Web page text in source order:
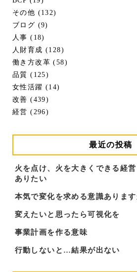
その他 (132)
ブログ (9)
人事 (18)
人財育成 (128)
働き方改革 (58)
品質 (125)
女性活躍 (14)
改善 (439)
経営 (296)
最近の投稿
火を点け、火を大きくできる経
ありたい
本気で変化を求める意識あります
変えたいと思ったら可視化を
事業計画を作る意味
行動しないと…結果が出ない